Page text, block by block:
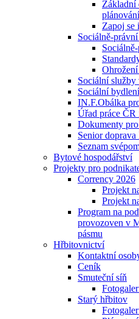
Základní
plánování
Zapoj se
Sociálně-
Sociální služby
Sociální bydlení
IN.F.Obálka
Úřad práce
Dokumenty
Senior
Seznam
Bytové hospodářství
Projekty pro
Corrency 2026
Projekt
Projekt
Program na
provozoven v
pásmu
Hřbitovnictví
Kontaktní
Ceník
Smuteční síň
Starý hřbitov